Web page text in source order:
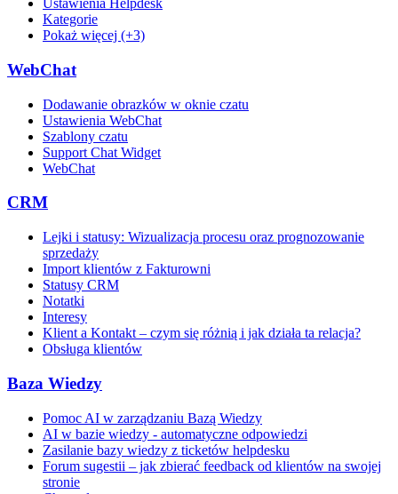
Ustawienia Helpdesk
Kategorie
Pokaż więcej (+3)
WebChat
Dodawanie obrazków w oknie czatu
Ustawienia WebChat
Szablony czatu
Support Chat Widget
WebChat
CRM
Lejki i statusy: Wizualizacja procesu oraz prognozowanie
sprzedaży
Import klientów z Fakturowni
Statusy CRM
Notatki
Interesy
Klient a Kontakt – czym się różnią i jak działa ta relacja?
Obsługa klientów
Baza Wiedzy
Pomoc AI w zarządzaniu Bazą Wiedzy
AI w bazie wiedzy - automatyczne odpowiedzi
Zasilanie bazy wiedzy z ticketów helpdesku
Forum sugestii – jak zbierać feedback od klientów na swojej
stronie